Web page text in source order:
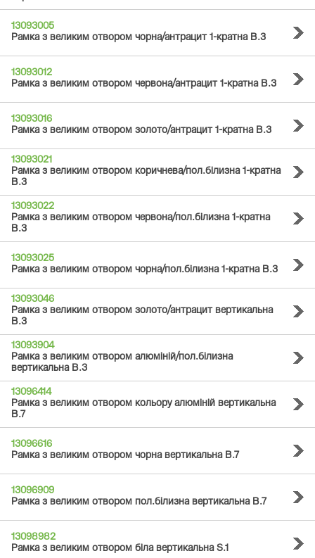
13093005
Рамка з великим отвором чорна/антрацит 1-кратна B.3
13093012
Рамка з великим отвором червона/антрацит 1-кратна B.3
13093016
Рамка з великим отвором золото/антрацит 1-кратна B.3
13093021
Рамка з великим отвором коричнева/пол.білизна 1-кратна
B.3
13093022
Рамка з великим отвором червона/пол.білизна 1-кратна
B.3
13093025
Рамка з великим отвором чорна/пол.білизна 1-кратна B.3
13093046
Рамка з великим отвором золото/антрацит вертикальна
B.3
13093904
Рамка з великим отвором алюміній/пол.білизна
вертикальна B.3
13096414
Рамка з великим отвором кольору алюміній вертикальна
B.7
13096616
Рамка з великим отвором чорна вертикальна B.7
13096909
Рамка з великим отвором пол.білизна вертикальна B.7
13098982
Рамка з великим отвором біла вертикальна S.1